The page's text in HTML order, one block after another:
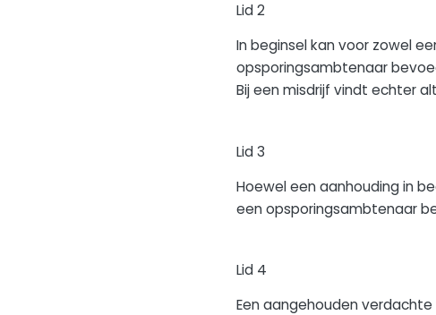
Lid 2
In beginsel kan voor zowel
opsporingsambtenaar
Bij een misdrijf vindt echter
Lid 3
Hoewel een aanhouding in
een opsporingsambtenaar
Lid 4
Een aangehouden